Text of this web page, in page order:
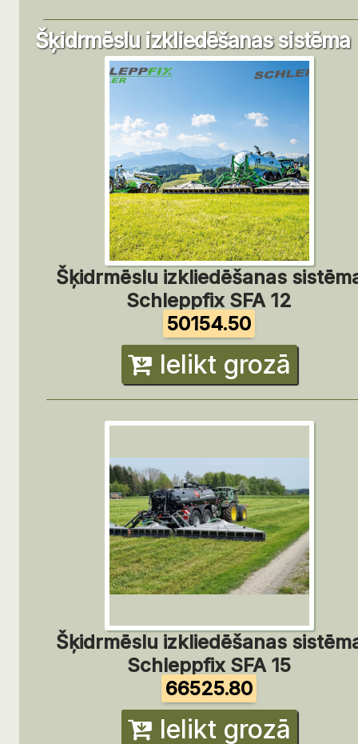
Šķidrmēslu izkliedēšanas sistēma
Šķidrmēslu izkliedēšanas
Schleppfix SFA 12
50154.50
Ielikt grozā
Šķidrmēslu izkliedēšanas
Schleppfix SFA 15
66525.80
Ielikt grozā